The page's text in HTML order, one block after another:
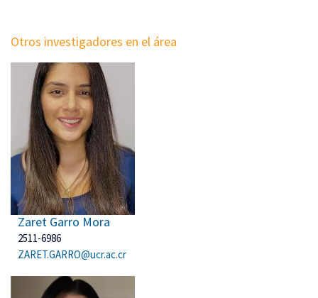
Otros investigadores en el área
Zaret Garro Mora
2511-6986
ZARET.GARRO@ucr.ac.cr